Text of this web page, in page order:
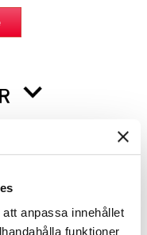
anpassa innehållet
funktioner